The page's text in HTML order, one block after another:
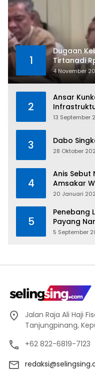
1
Dugaan
Tirtanadi
Kritikan
4 November
2
Ansar
13 September
3 Dabo
28 Oktober
4
Anis Sebut
Amsakar
20 Januari
5
Penebang
Payang
5 September
Jalan Raja Ali Haji
Tanjungpinang,
+62 822-6819-7123